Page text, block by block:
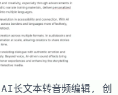
文本转音频编辑, 创